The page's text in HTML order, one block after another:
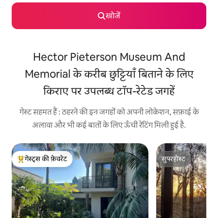
खोजें
Hector Pieterson Museum And
Memorial के करीब छुट्टियाँ बिताने के लिए
किराए पर उपलब्ध टॉप-रेटेड जगहें
गेस्ट सहमत हैं : ठहरने की इन जगहों को अपनी लोकेशन, सफ़ाई के
अलावा और भी कई बातों के लिए ऊँची रेटिंग मिली हुई है.
गेस्ट्स का टॉप फ़ेवरेट
गेस्ट्स की फ़ेवरेट
सुपरहोस्ट
सुपरहोस्ट